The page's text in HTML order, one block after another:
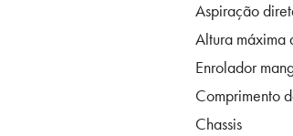
Aspiração
Altura máxima
Enrolador
Comprimento
Chassis